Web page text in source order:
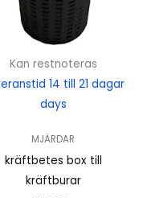
Kan restnoteras
14 till 21 dagar
days
MJÄRDAR
kräftbetes box till
kräftburar